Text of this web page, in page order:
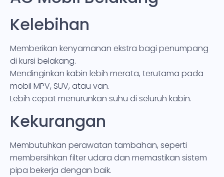
Kelebihan
Memberikan kenyamanan ekstra bagi penumpang
di kursi belakang.
Mendinginkan kabin lebih merata, terutama pada
mobil MPV, SUV, atau van.
Lebih cepat menurunkan suhu di seluruh kabin.
Kekurangan
Membutuhkan perawatan tambahan, seperti
membersihkan filter udara dan memastikan sistem
pipa bekerja dengan baik.